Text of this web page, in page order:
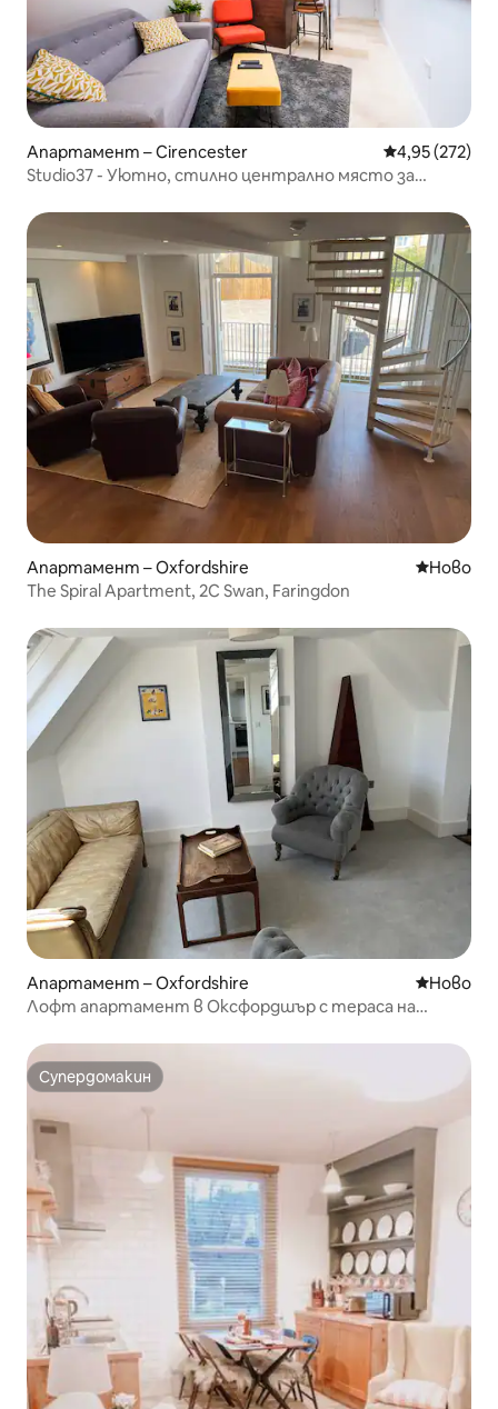
Апартамент – Cirencester Средна
4,95 (272)
Studio37 - Уютно, стилно централно място за
Апартамент – Oxfordshire Ново
Ново
The Spiral Apartment, 2C Swan, Faringdon
Апартамент – Oxfordshire Ново
Ново
Лофт апартамент в Оксфордшър с тераса на
Супердомакин
Супердомакин